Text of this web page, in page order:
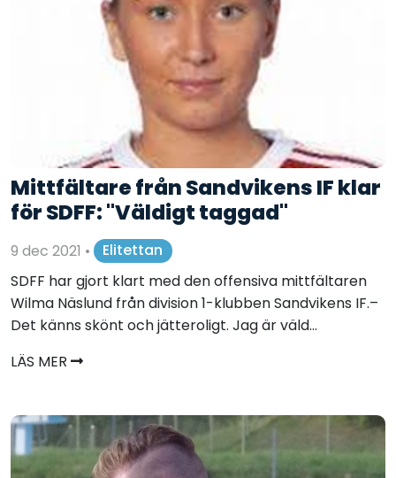
Mittfältare från Sandvikens IF klar
för SDFF: "Väldigt taggad"
9 dec 2021 •
Elitettan
SDFF har gjort klart med den offensiva mittfältaren
Wilma Näslund från division 1-klubben Sandvikens IF.–
Det känns skönt och jätteroligt. Jag är väld...
LÄS MER